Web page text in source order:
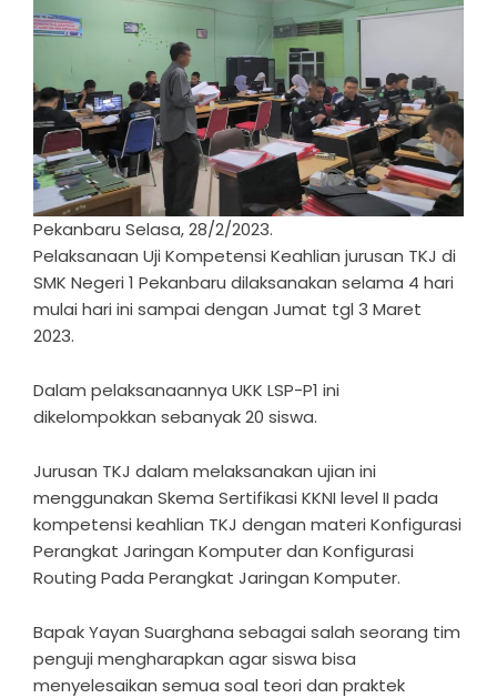
Pekanbaru Selasa, 28/2/2023.
Pelaksanaan Uji Kompetensi Keahlian jurusan TKJ di
SMK Negeri 1 Pekanbaru dilaksanakan selama 4 hari
mulai hari ini sampai dengan Jumat tgl 3 Maret
2023.
Dalam pelaksanaannya UKK LSP-P1 ini
dikelompokkan sebanyak 20 siswa.
Jurusan TKJ dalam melaksanakan ujian ini
menggunakan Skema Sertifikasi KKNI level II pada
kompetensi keahlian TKJ dengan materi Konfigurasi
Perangkat Jaringan Komputer dan Konfigurasi
Routing Pada Perangkat Jaringan Komputer.
Bapak Yayan Suarghana sebagai salah seorang tim
penguji mengharapkan agar siswa bisa
menyelesaikan semua soal teori dan praktek